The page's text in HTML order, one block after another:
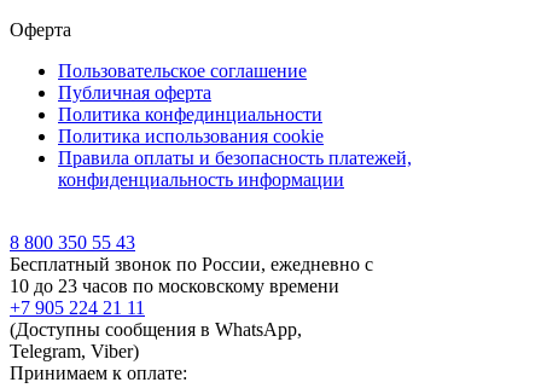
Оферта
Пользовательское соглашение
Публичная оферта
Политика конфединциальности
Политика использования cookie
Правила оплаты и безопасность платежей,
конфиденциальность информации
8 800 350 55 43
Бесплатный звонок по России, ежедневно с
10 до 23 часов по московскому времени
+7 905 224 21 11
(Доступны сообщения в WhatsApp,
Telegram, Viber)
Принимаем к оплате: